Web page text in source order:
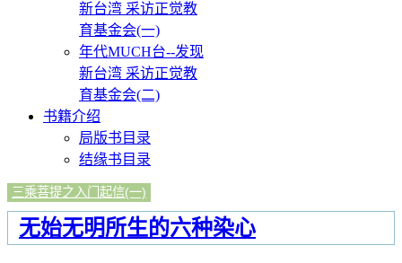
新台湾 采访正觉教
育基金会(一)
年代MUCH台--发现
新台湾 采访正觉教
育基金会(二)
书籍介绍
局版书目录
结缘书目录
三乘菩提之入门起信(一)
无始无明所生的六种染心